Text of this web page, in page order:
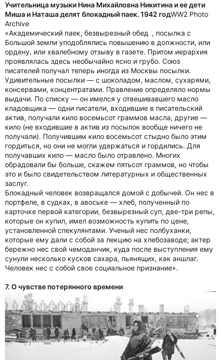
Учительница музыки Нина Михайловна Никитина и ее дети
Миша и Наташа делят блокадный паек. 1942 годWW2 Photo
Archive
«Академический паек, безвырезный обед , посылка с
Большой земли уподоблялись повышению в должности, или
ордену, или хвалебному отзыву в газете. Притом иерархия
проявлялась здесь необычайно ясно и грубо. Союз
писателей получал теперь иногда из Москвы посылки.
Удивительные посылки — с шоколадом, маслом, сухарями,
консервами, концентратами. Правление определяло нормы
выдачи. По списку — он имелся у отвешивавшего масло
кладовщика — одни писатели, входившие в писательский
актив, получали кило восемьсот граммов масла, другие —
кило (не входившие в актив из посылок вообще ничего не
получали). Получившим кило восемьсот стыдно было этим
гордиться, но они не могли удержаться и гордились. Для
получавших кило — масло было отравлено. Многих
обрадовали бы больше, скажем пятьсот граммов, но чтобы
это и было свидетельством литературных и общественных
заслуг.
Блокадный человек возвращался домой с добычей. Он нес в
портфеле, в судках, в авоське — хлеб, полученный по
карточке первой категории, безвырезный суп, две-три репы,
которые он купил, имел возможность купить по цене,
установленной спекулянтами. Ученый нес полбуханки,
которые ему дали с собой за лекцию на хлебозаводе; актер
бережно нес свой чемоданчик, куда после выступления ему
сунули несколько кусков сахара, пьянящих, как аншлаг.
Человек нес с собой свое социальное признание».
7. О чувстве потерянного времени